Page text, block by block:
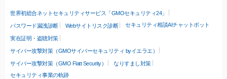
世界初総合ネットセキュリティサービス「GMOセキュリティ24」
パスワード漏洩診断 Webサイトリスク診断 セキュリティ相談AIチャットボット
実在証明・盗聴対策
サイバー攻撃対策（GMOサイバーセキュリティ byイエラエ）
サイバー攻撃対策（GMO Flatt Security）
なりすまし対策
セキュリティ事業の軌跡